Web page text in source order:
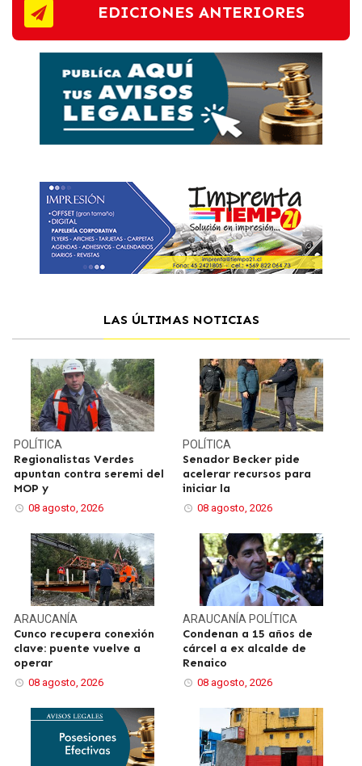
EDICIONES ANTERIORES
LAS ÚLTIMAS NOTICIAS
POLÍTICA
Regionalistas Verdes
apuntan contra seremi del
MOP y
08 agosto, 2026
POLÍTICA
Senador Becker pide
acelerar recursos para
iniciar la
08 agosto, 2026
ARAUCANÍA
Cunco recupera conexión
clave: puente vuelve a
operar
08 agosto, 2026
ARAUCANÍA POLÍTICA
Condenan a 15 años de
cárcel a ex alcalde de
Renaico
08 agosto, 2026